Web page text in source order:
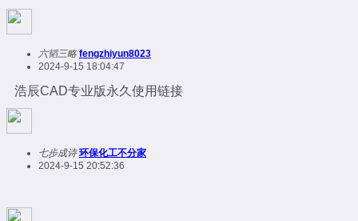
六韬三略 fengzhiyun8023
2024-9-15 18:04:47
浩辰CAD专业版永久使用链接
七步成诗 环保化工不分家
2024-9-15 20:52:36